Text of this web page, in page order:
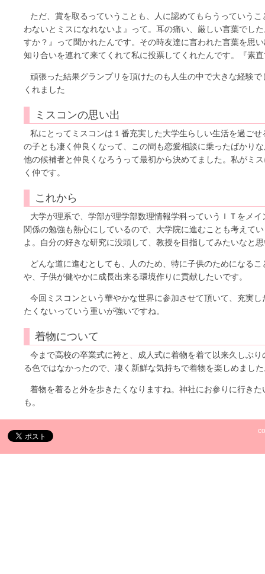
ただ、賞を取るっていうことも、人に認めてもらうっていう
わないとミスになれないよ』って。耳の痛い、厳しい言葉でし
すか？』って聞かれたんです。その時友達に言われた言葉を思
知り合いを連れて来てくれて私に投票してくれたんです。『素
頑張った結果グランプリを頂けたのも人生の中で大きな経験
くれました
ミスコンの思い出
私にとってミスコンは１番充実した大学生らしい生活を過ご
の子とも凄く仲良くなって、この間も恋愛相談に乗ったばかり
他の候補者と仲良くなろうって最初から決めてました。私がミ
く仲です。
これから
大学が理系で、学部が理学部数理情報学科っていうＩＴをメ
関係の勉強も熱心にしているので、大学院に進むことも考えて
よ。自分の好きな研究に没頭して、教授を目指してみたいなと
どんな道に進むとしても、人のため、特に子供のためになる
や、子供が健やかに成長出来る環境作りに貢献したいです。
今回ミスコンという華やかな世界に参加させて頂いて、充実
たくないっていう重いが強いですね。
着物について
今まで高校の卒業式に袴と、成人式に着物を着て以来久しぶ
る色ではなかったので、凄く新鮮な気持ちで着物を楽しめまし
着物を着ると外を歩きたくなりますね。神社にお参りに行き
も。